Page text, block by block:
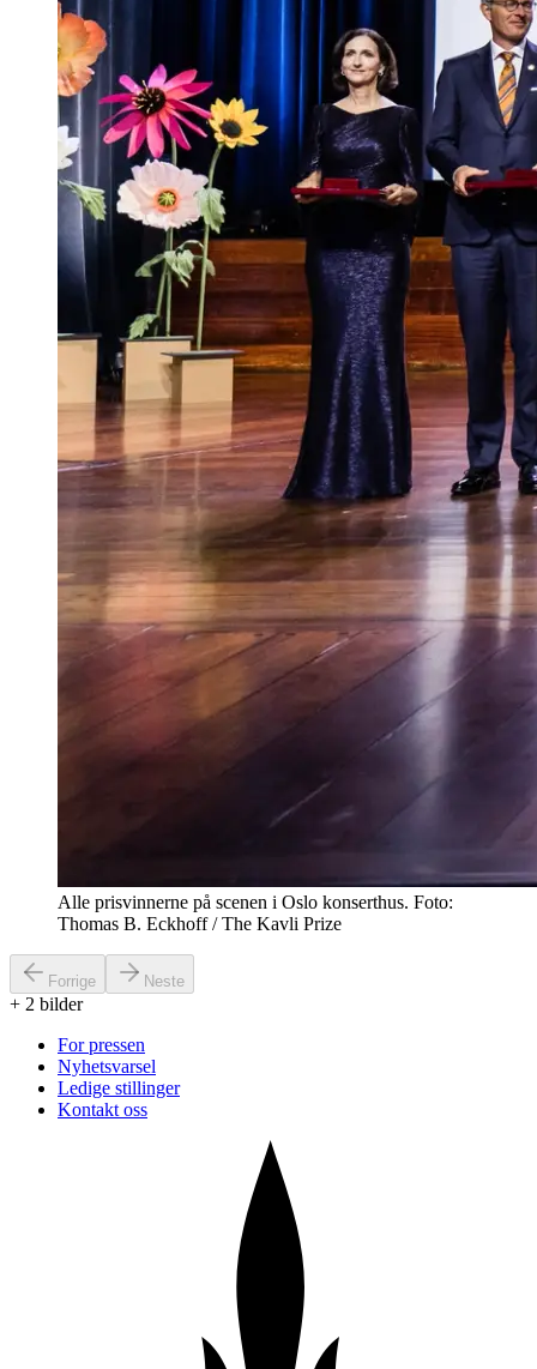
Alle prisvinnerne på scenen i Oslo konserthus. Foto:
Thomas B. Eckhoff / The Kavli Prize
Forrige Neste
+ 2 bilder
For pressen
Nyhetsvarsel
Ledige stillinger
Kontakt oss